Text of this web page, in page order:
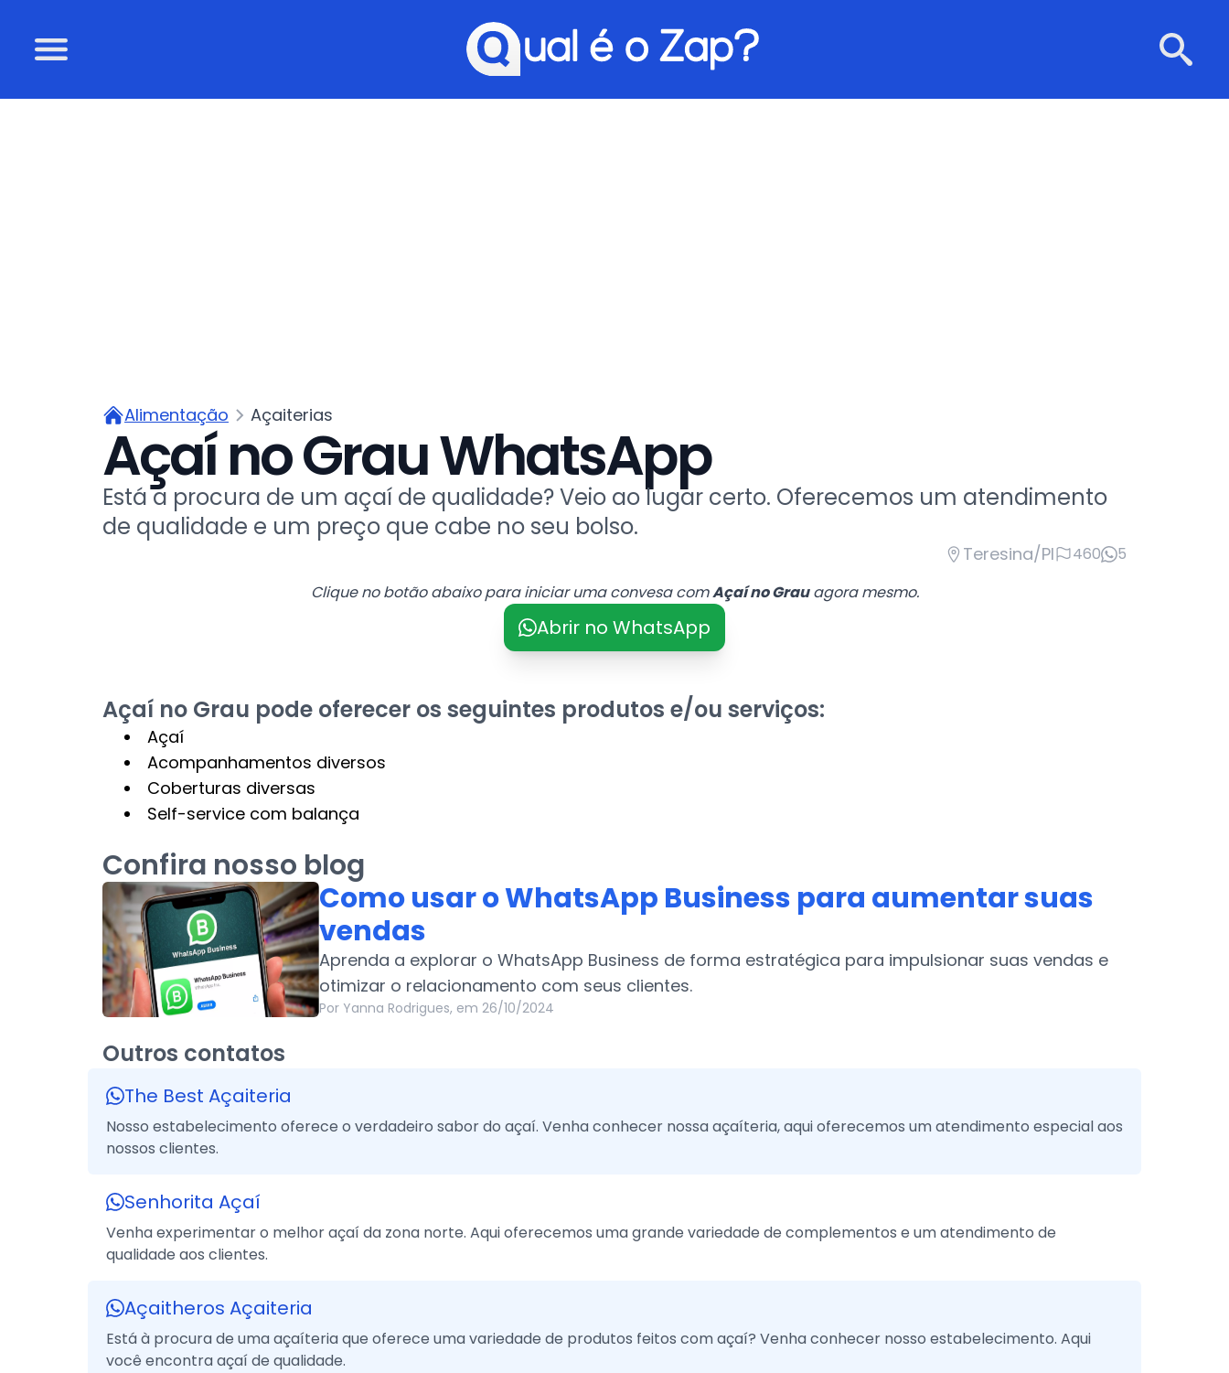
Qual é o Zap?
Alimentação Açaiterias
Açaí no Grau WhatsApp
Está a procura de um açaí de qualidade? Veio ao lugar certo. Oferecemos um atendimento
de qualidade e um preço que cabe no seu bolso.
Teresina/PI 460
5
Clique no botão abaixo para iniciar uma convesa comAçaí no Grauagora mesmo.
Abrir no WhatsApp
Açaí no Grau pode oferecer os seguintes produtos e/ou serviços:
Açaí
Acompanhamentos diversos
Coberturas diversas
Self-service com balança
Confira nosso blog
Como usar o WhatsApp Business para aumentar suas
vendas
Aprenda a explorar o WhatsApp Business de forma estratégica para impulsionar suas vendas e
otimizar o relacionamento com seus clientes.
Por Yanna Rodrigues, em 26/10/2024
Outros contatos
The Best Açaiteria
Nosso estabelecimento oferece o verdadeiro sabor do açaí. Venha conhecer nossa açaíteria, aqui oferecemos um atendimento especial aos
nossos clientes.
Senhorita Açaí
Venha experimentar o melhor açaí da zona norte. Aqui oferecemos uma grande variedade de complementos e um atendimento de
qualidade aos clientes.
Açaitheros Açaiteria
Está à procura de uma açaíteria que oferece uma variedade de produtos feitos com açaí? Venha conhecer nosso estabelecimento. Aqui
você encontra açaí de qualidade.